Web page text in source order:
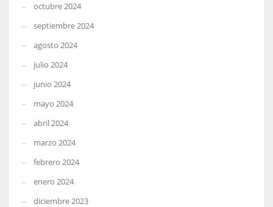
octubre 2024
septiembre 2024
agosto 2024
julio 2024
junio 2024
mayo 2024
abril 2024
marzo 2024
febrero 2024
enero 2024
diciembre 2023